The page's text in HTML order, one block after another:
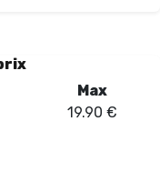
Max
19.90 €